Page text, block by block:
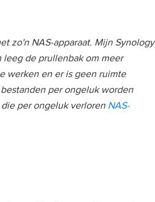
zo'n NAS-apparaat. Mijn Synology
de prullenbak om meer
werken en er is geen ruimte
per ongeluk worden
per ongeluk verloren NAS-